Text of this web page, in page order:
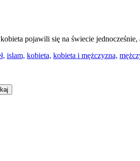
pojawili się na świecie jednocześnie,
islam, kobieta, kobieta i mężczyzna,